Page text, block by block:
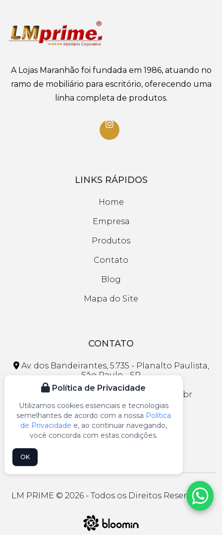
A Lojas Maranhão foi fundada em 1986, atuando no
ramo de mobiliário para escritório, oferecendo uma
linha completa de produtos.
LINKS RÁPIDOS
Home
Empresa
Produtos
Contato
Blog
Mapa do Site
CONTATO
Av. dos Bandeirantes, 5.735 - Planalto Paulista,
São Paulo - SP
faleconosco@lojasmaranhao.com.br
(11) 3297-1013
(11) 99109-5541
LM PRIME © 2026 - Todos os Direitos Reservados
Política de Privacidade
Utilizamos cookies essenciais e tecnologias
semelhantes de acordo com a nossa Política
de Privacidade e, ao continuar navegando,
você concorda com estas condições.
OK